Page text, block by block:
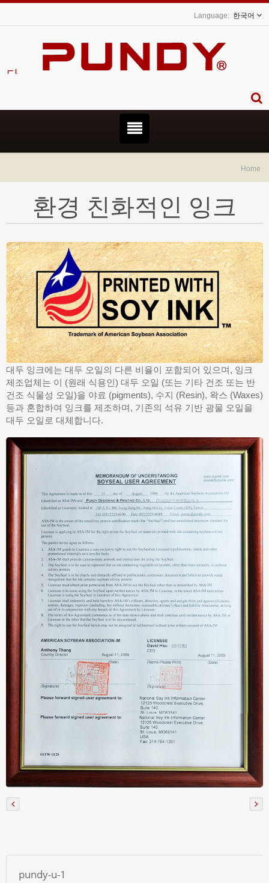
한국어
다.
Home
환경 친화적인 잉크
대두 잉크에는 대두 오일의 다른 비율이 포함되어 있으며, 잉크
제조업체는 이 (원래 식용인) 대두 오일 (또는 기타 건조 또는 반
건조 식물성 오일)을 야료 (pigments), 수지 (Resin), 왁스 (Waxes)
등과 혼합하여 잉크를 제조하며, 기존의 석유 기반 광물 오일을
대두 오일로 대체합니다.